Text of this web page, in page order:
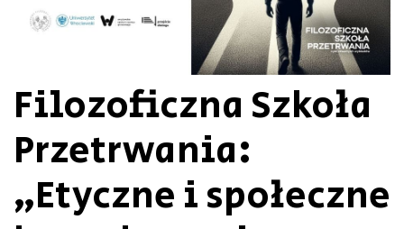
Filozoficzna Szkoła
Przetrwania:
„Etyczne i społeczne